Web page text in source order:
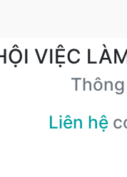
VIỆC
Liên hệ